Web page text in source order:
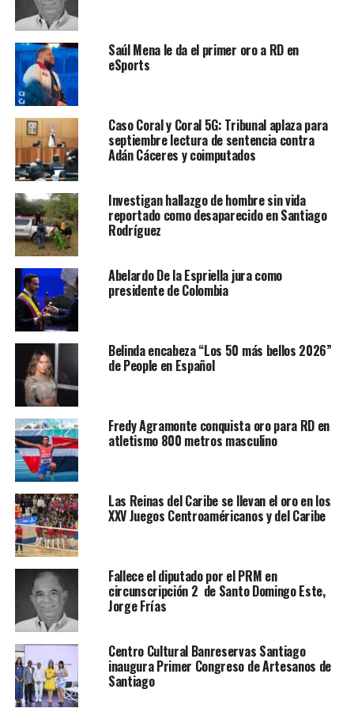
Saúl Mena le da el primer oro a RD en
eSports
Caso Coral y Coral 5G: Tribunal aplaza para
septiembre lectura de sentencia contra
Adán Cáceres y coimputados
Investigan hallazgo de hombre sin vida
reportado como desaparecido en Santiago
Rodríguez
Abelardo De la Espriella jura como
presidente de Colombia
Belinda encabeza “Los 50 más bellos 2026”
de People en Español
Fredy Agramonte conquista oro para RD en
atletismo 800 metros masculino
Las Reinas del Caribe se llevan el oro en los
XXV Juegos Centroaméricanos y del Caribe
Fallece el diputado por el PRM en
circunscripción 2 de Santo Domingo Este,
Jorge Frías
Centro Cultural Banreservas Santiago
inaugura Primer Congreso de Artesanos de
Santiago